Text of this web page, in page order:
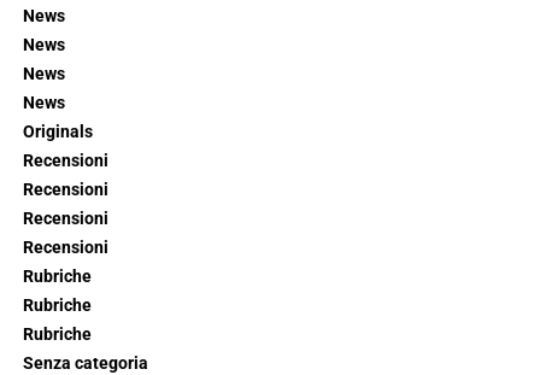
News
News
News
News
Originals
Recensioni
Recensioni
Recensioni
Recensioni
Rubriche
Rubriche
Rubriche
Senza categoria